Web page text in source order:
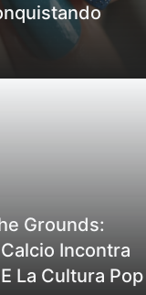
Grounds:
Incontra
La Cultura Pop